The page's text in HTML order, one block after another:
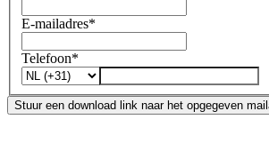
E-mailadres*
Telefoon*
Stuur een download link naar het opgegeven